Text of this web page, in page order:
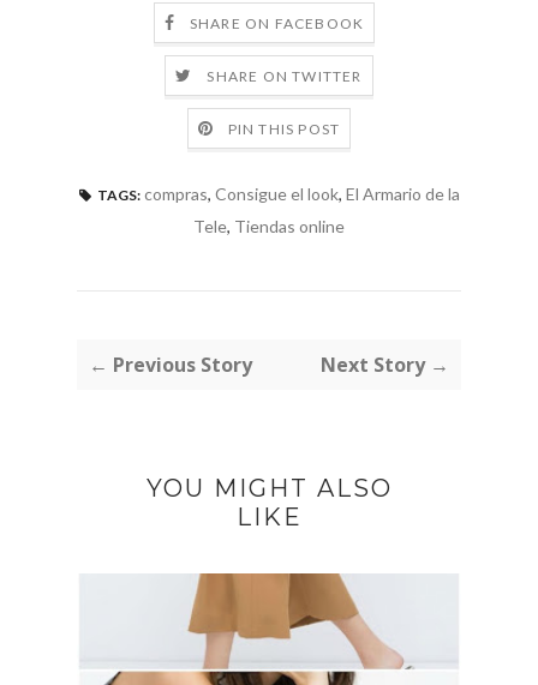
SHARE ON FACEBOOK
SHARE ON TWITTER
PIN THIS POST
TAGS: compras, Consigue el look, El Armario de la
Tele, Tiendas online
← Previous Story Next Story →
YOU MIGHT ALSO
LIKE